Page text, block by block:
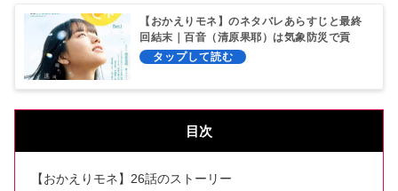
【おかえりモネ】のネタバレあらすじと最終
回結末｜百音（清原果耶）は気象防災で貢
献？
目次
【おかえりモネ】26話のストーリー